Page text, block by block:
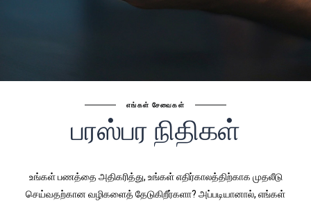
எங்கள் சேவைகள்
பரஸ்பர நிதிகள்
உங்கள் பணத்தை அதிகரித்து, உங்கள் எதிர்காலத்திற்காக முதலீடு
செய்வதற்கான வழிகளைத் தேடுகிறீர்களா? அப்படியானால், எங்கள்